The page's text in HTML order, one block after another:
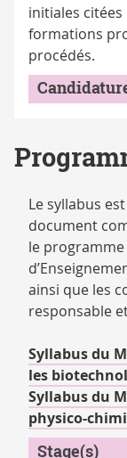
initiales
formations
procédés.
Le syllabus
document
le
ainsi que les
responsable
Syllabus du
les
Syllabus du
physico-
Stage(s)